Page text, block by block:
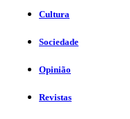
Cultura
Sociedade
Opinião
Revistas